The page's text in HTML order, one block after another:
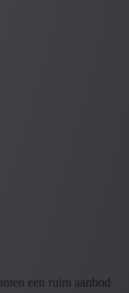
een ruim aanbod